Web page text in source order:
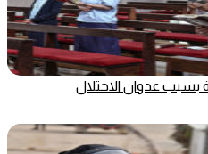
بسبب عدوان الاحتلال